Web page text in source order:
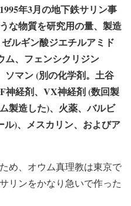
年3月の地下鉄サリン事
な物質を研究用の量、製造
ルギン酸ジエチルアミド
ム、フェンシクリジン
ソマン (別の化学剤。土谷
神経剤、VX神経剤 (数回製
製造した)、火薬、バルビ
ル)、メスカリン、およびア
め、オウム真理教は東京で
リンをかなり急いで作った